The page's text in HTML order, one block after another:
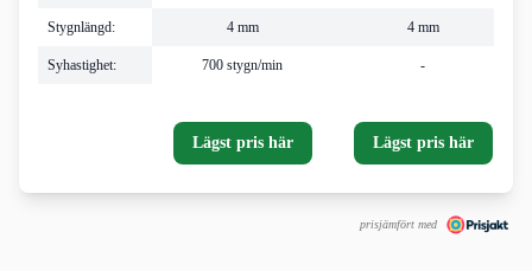
Stygnlängd:
Syhastighet:
4 mm
700 stygn/min
Lägst pris här
4 mm
-
Lägst pris här
prisjämfört med